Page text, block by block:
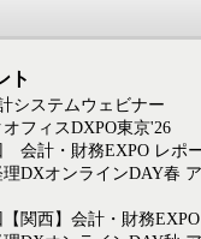
ト
システムウェビナー
フィスDXPO東京'26
会計・財務EXPO レポ
理DXオンラインDAY春
【関西】会計・財務